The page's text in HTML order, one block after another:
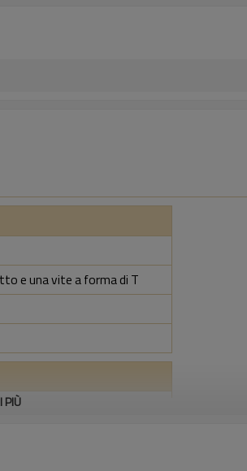
e una vite a forma di T
PIÙ